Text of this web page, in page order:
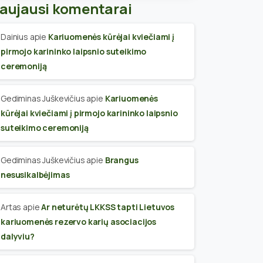
komentarai
Dainius apie Kariuomenės kūrėjai kviečiami į
pirmojo karininko laipsnio suteikimo
ceremoniją
Gediminas Juškevičius apie Kariuomenės
kūrėjai kviečiami į pirmojo karininko laipsnio
suteikimo ceremoniją
Gediminas Juškevičius apie Brangus
nesusikalbėjimas
Artas apieAr neturėtų LKKSS tapti Lietuvos
kariuomenės rezervo karių asociacijos
dalyviu?